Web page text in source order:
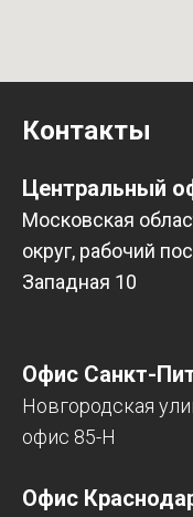
Контакты
Центральный
Московская
округ, рабочий
Западная 10
Офис Санкт-
Новгородская
офис 85-Н
Офис